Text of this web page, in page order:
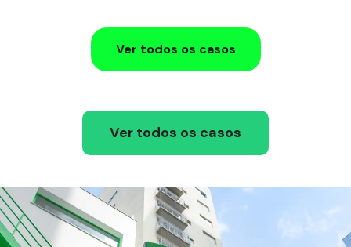
Ver todos os casos
Ver todos os casos